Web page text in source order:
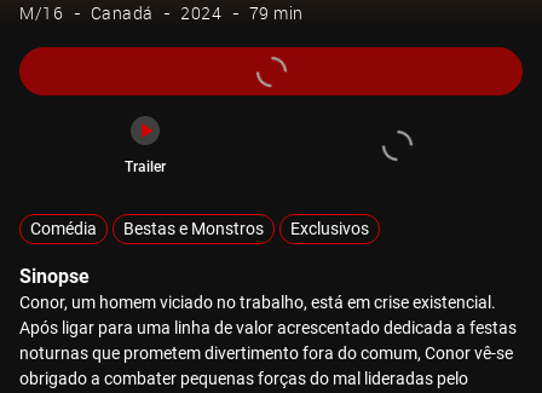
M/16 Canadá 2024 79 min
Trailer
Comédia Bestas e Monstros Exclusivos
Sinopse
Conor, um homem viciado no trabalho, está em crise existencial.
Após ligar para uma linha de valor acrescentado dedicada a festas
noturnas que prometem divertimento fora do comum, Conor vê-se
obrigado a combater pequenas forças do mal lideradas pelo